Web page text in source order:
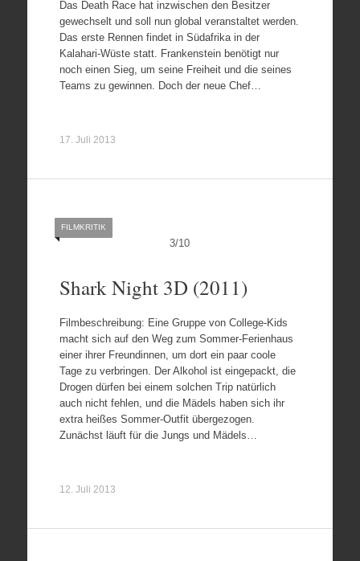
Das Death Race hat inzwischen den Besitzer
gewechselt und soll nun global veranstaltet werden.
Das erste Rennen findet in Südafrika in der
Kalahari-Wüste statt. Frankenstein benötigt nur
noch einen Sieg, um seine Freiheit und die seines
Teams zu gewinnen. Doch der neue Chef…
17. Juli 2013
3/10
FILMKRITIK
Shark Night 3D (2011)
Filmbeschreibung: Eine Gruppe von College-Kids
macht sich auf den Weg zum Sommer-Ferienhaus
einer ihrer Freundinnen, um dort ein paar coole
Tage zu verbringen. Der Alkohol ist eingepackt, die
Drogen dürfen bei einem solchen Trip natürlich
auch nicht fehlen, und die Mädels haben sich ihr
extra heißes Sommer-Outfit übergezogen.
Zunächst läuft für die Jungs und Mädels…
12. Juli 2013